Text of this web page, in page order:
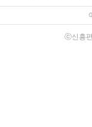
ⓒ신흥